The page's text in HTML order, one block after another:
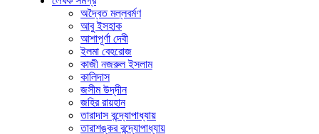
অদ্বৈত মল্লবর্মণ
আবু ইসহাক
আশাপূর্ণা দেবী
ইলমা বেহরোজ
কাজী নজরুল ইসলাম
কালিদাস
জসীম উদ্‌দীন
জহির রায়হান
তারাদাস বন্দ্যোপাধ্যায়
তারাশঙ্কর বন্দ্যোপাধ্যায়